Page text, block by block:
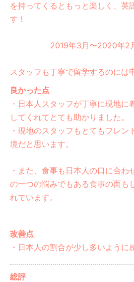
を持ってくるともっと楽しく、英
す！
2019年3月〜2020年2
スタッフも丁寧で留学するのには
良かった点
・日本人スタッフが丁寧に現地に
してくれてとても助かりました。
・現地のスタッフもとてもフレン
境だと思います。
・また、食事も日本人の口に合わ
の一つの悩みでもある食事の面も
れています。
改善点
・日本人の割合が少し多いように
総評